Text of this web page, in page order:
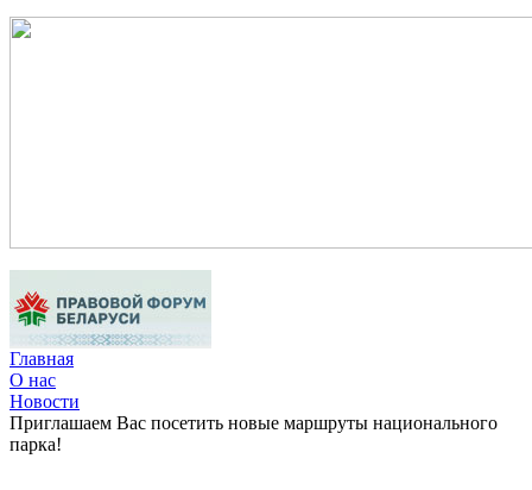
Главная
О нас
Новости
Приглашаем Вас посетить новые маршруты национального
парка!